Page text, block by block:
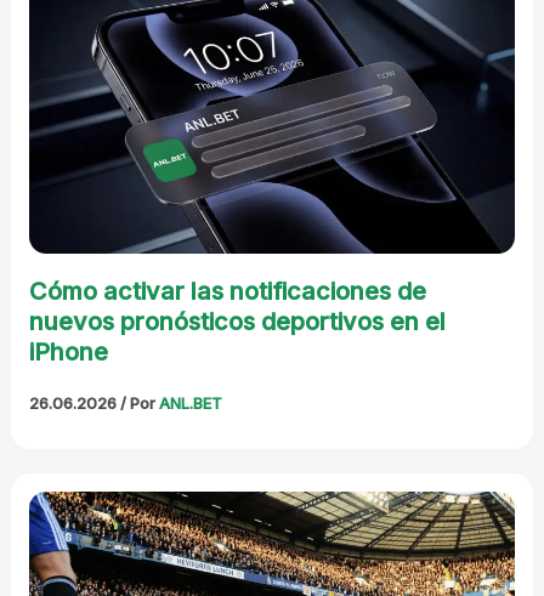
Cómo activar las notificaciones de
nuevos pronósticos deportivos en el
iPhone
26.06.2026/ PorANL.BET